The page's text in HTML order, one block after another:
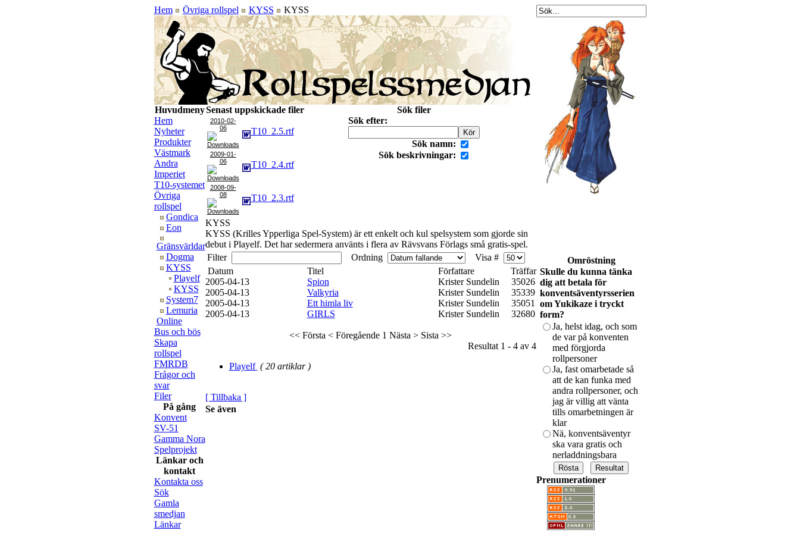
Hem Övriga rollspel KYSS KYSS
Huvudmeny
Hem
Nyheter
Produkter
Västmark
Andra
Imperiet
T10-systemet
Övriga
rollspel
Gondica
Eon
Gränsvärldar
Dogma
KYSS
Playelf
KYSS
System7
Lemuria
Online
Bus och bös
Skapa
rollspel
FMRDB
Frågor och
svar
Filer
På gång
Konvent
SV-51
Gamma Nora
Spelprojekt
Länkar och
kontakt
Kontakta oss
Sök
Gamla
smedjan
Länkar
Senast uppskickade filer
2010-02-
06
T10_2.5.rtf
2009-01-
06
T10_2.4.rtf
2008-09-
08
T10_2.3.rtf
Sök filer
Sök efter:
Sök namn:
Sök beskrivningar:
KYSS
KYSS (Krilles Ypperliga Spel-System) är ett enkelt och kul spelsystem som gjorde sin
debut i Playelf. Det har sedermera använts i flera av Rävsvans Förlags små gratis-spel.
Filter
Ordning
Visa #
Datum
Titel Författare
Träffar
2005-04-13
Spion Krister Sundelin
35026
2005-04-13
Valkyria Krister Sundelin
35339
2005-04-13
Ett himla liv Krister Sundelin
35051
2005-04-13
GIRLS Krister Sundelin 32680
<< Första < Föregående 1 Nästa > Sista >>
Resultat 1 - 4 av 4
Playelf ( 20 artiklar )
[ Tillbaka ]
Se även
Omröstning
Skulle du kunna tänka
dig att betala för
konventsäventyrsserien
om Yukikaze i tryckt
form?
Ja, helst idag, och som
de var på konventen
med förgjorda
rollpersoner
Ja, fast omarbetade så
att de kan funka med
andra rollpersoner, och
jag är villig att vänta
tills omarbetningen är
klar
Nä, konventsäventyr
ska vara gratis och
nerladdningsbara
Prenumerationer